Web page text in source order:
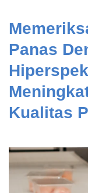
Bangunan
Bahan
Kimia
Elektronik
Konsumen
Cat
Perawatan
Pribadi
Panas
Kualitas